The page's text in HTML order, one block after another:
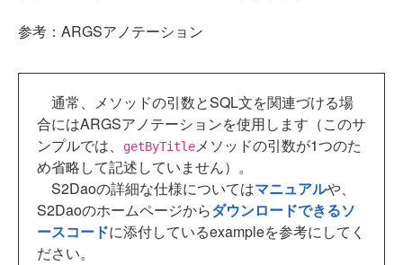
参考：ARGSアノテーション
通常、メソッドの引数とSQL文を関連づける場
合にはARGSアノテーションを使用します（このサ
ンプルでは、
getByTitleメソッドの引数が1つのた
め省略して記述していません）。
S2Daoの詳細な仕様についてはマニュアルや、
S2Daoのホームページからダウンロードできるソ
ースコードに添付しているexampleを参考にしてく
ださい。